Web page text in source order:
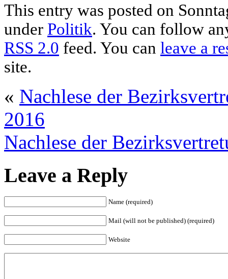
This entry was posted on
under Politik. You can follow
RSS 2.0 feed. You can leave a
site.
« Nachlese der
2016
Nachlese der
Leave a Reply
Name (required)
Mail (will not be published) (required)
Website